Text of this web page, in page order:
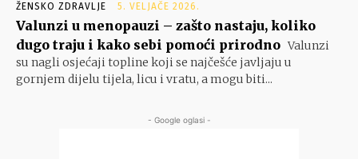
ŽENSKO ZDRAVLJE 5. VELJAČE 2026.
Valunzi u menopauzi – zašto nastaju, koliko
dugo traju i kako sebi pomoći prirodno Valunzi
su nagli osjećaji topline koji se najčešće javljaju u
gornjem dijelu tijela, licu i vratu, a mogu biti...
- Google oglasi -